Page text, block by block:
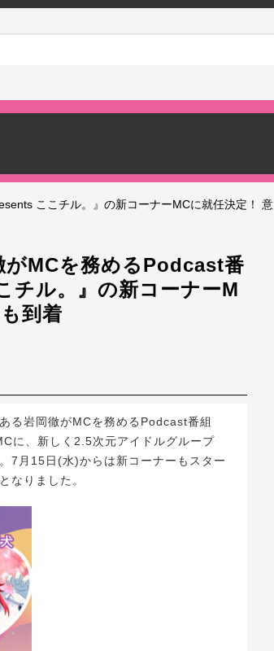
ここチル。』の新コーナーMCに就任決定！ 意
がMCを務めるPodcast番
ル。』の新コーナーM
到着
る岩岡徹がMCを務めるPodcast番組
に、新しく2.5次元アイドルグループ
7月15日(水)からは新コーナーもスター
なりました。